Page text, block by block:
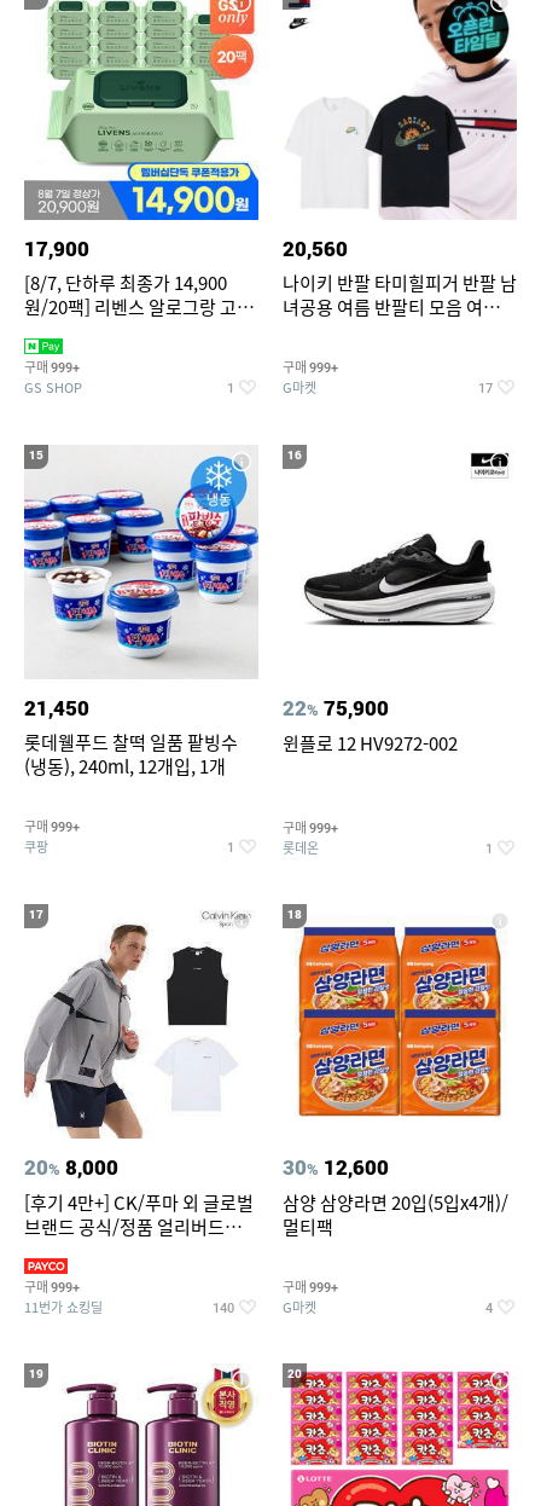
17,900
[8/7, 단하루 최종가 14,900
원/20팩] 리벤스 알로그랑 고평
구매 999+
GS SHOP 1
20,560
나이키 반팔 타미힐피거 반팔 남
녀공용 여름 반팔티 모음 여름
구매 999+
G마켓 17
15
21,450
롯데웰푸드 찰떡 일품 팥빙수
(냉동), 240ml, 12개입, 1개
구매 999+
쿠팡 1
16
22% 75,900
윈플로 12 HV9272-002
구매 999+
롯데온 1
17
20% 8,000
[후기 4만+] CK/푸마 외 글로벌
브랜드 공식/정품 얼리버드
구매 999+
11번가 쇼킹딜 140
18
30% 12,600
삼양 삼양라면 20입(5입x4개)/
멀티팩
구매 999+
G마켓 4
19 20